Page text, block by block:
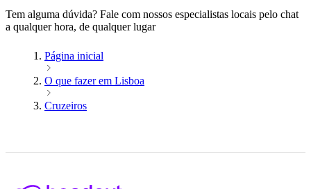
Tem alguma dúvida? Fale com nossos especialistas locais pelo chat
a qualquer hora, de qualquer lugar
Página inicial
O que fazer em Lisboa
Cruzeiros